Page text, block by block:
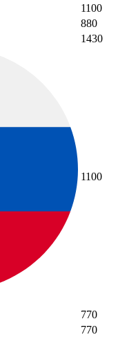
1100
880
1430
1100
770
770